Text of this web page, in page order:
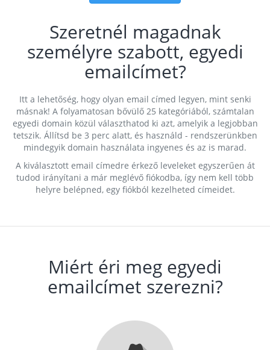
Szeretnél magadnak
személyre szabott, egyedi
emailcímet?
Itt a lehetőség, hogy olyan email címed legyen, mint senki
másnak! A folyamatosan bővülő 25 kategóriából, számtalan
egyedi domain közül választhatod ki azt, amelyik a legjobban
tetszik. Állítsd be 3 perc alatt, és használd - rendszerünkben
mindegyik domain használata ingyenes és az is marad.
A kiválasztott email címedre érkező leveleket egyszerűen át
tudod irányítani a már meglévő fiókodba, így nem kell több
helyre belépned, egy fiókból kezelheted címeidet.
Miért éri meg egyedi
emailcímet szerezni?